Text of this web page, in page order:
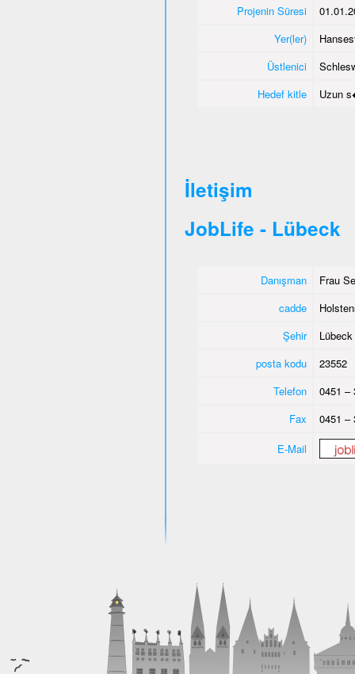
Projenin Süresi
Yer(ler)
Üstlenici
Hedef kitle
Uzun
İletişim
JobLife - Lübeck
Danışman
Frau
cadde
Şehir
Lübeck
posta kodu
23552
Telefon
0451 –
Fax
0451 –
E-Mail